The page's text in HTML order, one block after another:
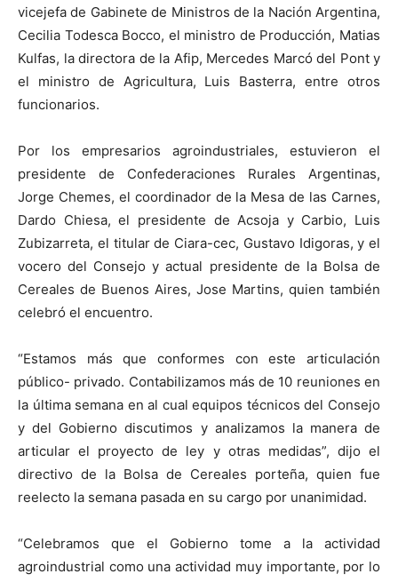
vicejefa de Gabinete de Ministros de la Nación Argentina,
Cecilia Todesca Bocco, el ministro de Producción, Matias
Kulfas, la directora de la Afip, Mercedes Marcó del Pont y
el ministro de Agricultura, Luis Basterra, entre otros
funcionarios.
Por los empresarios agroindustriales, estuvieron el
presidente de Confederaciones Rurales Argentinas,
Jorge Chemes, el coordinador de la Mesa de las Carnes,
Dardo Chiesa, el presidente de Acsoja y Carbio, Luis
Zubizarreta, el titular de Ciara-cec, Gustavo Idigoras, y el
vocero del Consejo y actual presidente de la Bolsa de
Cereales de Buenos Aires, Jose Martins, quien también
celebró el encuentro.
“Estamos más que conformes con este articulación
público- privado. Contabilizamos más de 10 reuniones en
la última semana en al cual equipos técnicos del Consejo
y del Gobierno discutimos y analizamos la manera de
articular el proyecto de ley y otras medidas”, dijo el
directivo de la Bolsa de Cereales porteña, quien fue
reelecto la semana pasada en su cargo por unanimidad.
“Celebramos que el Gobierno tome a la actividad
agroindustrial como una actividad muy importante, por lo